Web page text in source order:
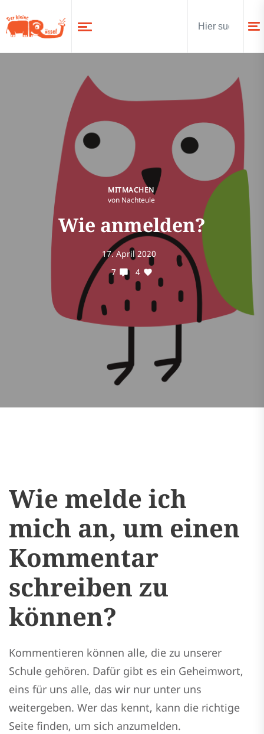
MITMACHEN
von Nachteule
Wie anmelden?
17. April 2020
7
4
Wie melde ich
mich an, um einen
Kommentar
schreiben zu
können?
Kommentieren können alle, die zu unserer
Schule gehören. Dafür gibt es ein Geheimwort,
eins für uns alle, das wir nur unter uns
weitergeben. Wer das kennt, kann die richtige
Seite finden, um sich anzumelden.